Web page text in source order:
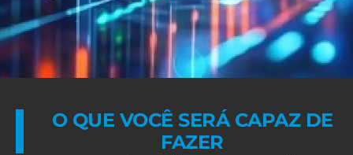
O QUE VOCÊ SERÁ CAPAZ DE
FAZER